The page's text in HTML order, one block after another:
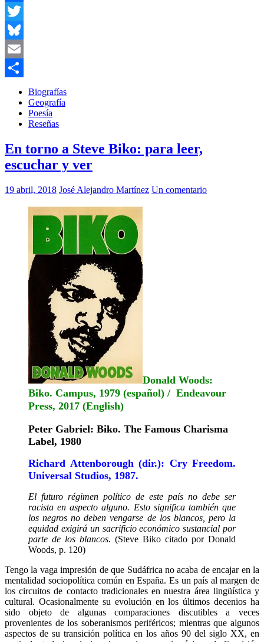
Facebook
Twitter
Bluesky
Email
Compartir
Biografías
Geografía
Poesía
Reseñas
En torno a Steve Biko: para leer,
escuchar y ver
19 abril, 2018 José Alejandro Martínez Un comentario
Donald Woods:
Biko. Campus, 1979 (español) / Endeavour
Press, 2017 (English)
Peter Gabriel: Biko. The Famous Charisma
Label, 1980
Richard Attenborough (dir.): Cry Freedom.
Universal Studios, 1987.
El futuro régimen político de este país no debe ser
racista en aspecto alguno. Esto significa también que
los negros no deben vengarse de los blancos, pero la
equidad exigirá un sacrificio económico sustancial por
parte de los blancos. (Steve Biko citado por Donald
Woods, p. 120)
Tengo la vaga impresión de que Sudáfrica no acaba de encajar en la
mentalidad sociopolítica común en España. Es un país al margen de
los circuitos de contacto tradicionales en nuestra área lingüística y
cultural. Ocasionalmente su evolución en los últimos decenios ha
sido objeto de algunas comparaciones discutibles a veces
provenientes de los soberanismos periféricos; mientras que algunos
aspectos de su transición política en los años 90 del siglo XX, en